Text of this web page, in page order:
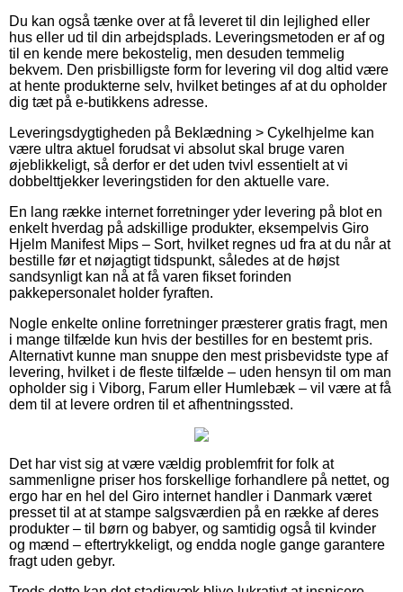
Du kan også tænke over at få leveret til din lejlighed eller
hus eller ud til din arbejdsplads. Leveringsmetoden er af og
til en kende mere bekostelig, men desuden temmelig
bekvem. Den prisbilligste form for levering vil dog altid være
at hente produkterne selv, hvilket betinges af at du opholder
dig tæt på e-butikkens adresse.
Leveringsdygtigheden på Beklædning > Cykelhjelme kan
være ultra aktuel forudsat vi absolut skal bruge varen
øjeblikkeligt, så derfor er det uden tvivl essentielt at vi
dobbelttjekker leveringstiden for den aktuelle vare.
En lang række internet forretninger yder levering på blot en
enkelt hverdag på adskillige produkter, eksempelvis Giro
Hjelm Manifest Mips – Sort, hvilket regnes ud fra at du når at
bestille før et nøjagtigt tidspunkt, således at de højst
sandsynligt kan nå at få varen fikset forinden
pakkepersonalet holder fyraften.
Nogle enkelte online forretninger præsterer gratis fragt, men
i mange tilfælde kun hvis der bestilles for en bestemt pris.
Alternativt kunne man snuppe den mest prisbevidste type af
levering, hvilket i de fleste tilfælde – uden hensyn til om man
opholder sig i Viborg, Farum eller Humlebæk – vil være at få
dem til at levere ordren til et afhentningssted.
Det har vist sig at være vældig problemfrit for folk at
sammenligne priser hos forskellige forhandlere på nettet, og
ergo har en hel del Giro internet handler i Danmark været
presset til at at stampe salgsværdien på en række af deres
produkter – til børn og babyer, og samtidig også til kvinder
og mænd – eftertrykkeligt, og endda nogle gange garantere
fragt uden gebyr.